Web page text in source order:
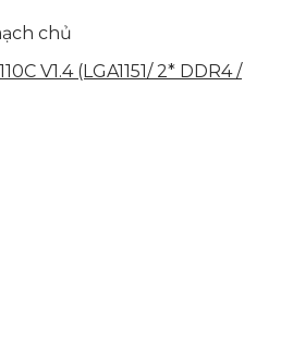
chủ
V1.4 (LGA1151/ 2* DDR4 /